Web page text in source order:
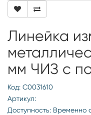
Линейка
мм ЧИЗ с
Код: С0031610
Артикул:
Доступность: Временно